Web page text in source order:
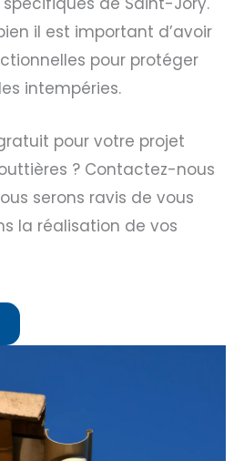
il est important d’avoir
pour protéger
intempéries.
pour votre projet
? Contactez-nous
serons ravis de vous
la réalisation de vos